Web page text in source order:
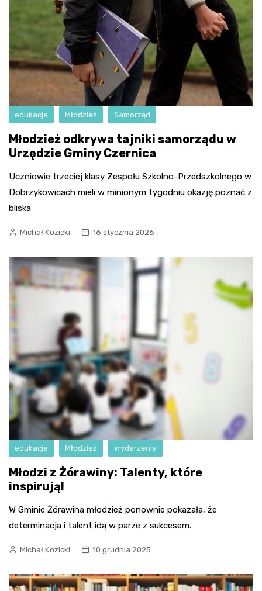
edukacja Młodzież Samorząd
Młodzież odkrywa tajniki samorządu w
Urzędzie Gminy Czernica
Uczniowie trzeciej klasy Zespołu Szkolno-Przedszkolnego w
Dobrzykowicach mieli w minionym tygodniu okazję poznać z
bliska
Michał Kozicki 16 stycznia 2026
edukacja Młodzież wydarzenia
Młodzi z Żórawiny: Talenty, które
inspirują!
W Gminie Żórawina młodzież ponownie pokazała, że
determinacja i talent idą w parze z sukcesem.
Michał Kozicki 10 grudnia 2025